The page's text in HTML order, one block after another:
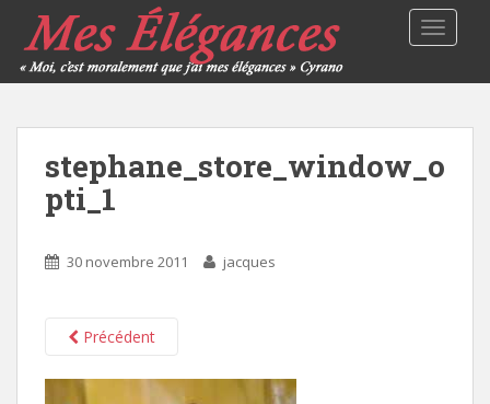
stephane_store_window_o
pti_1
30 novembre 2011 jacques
Précédent